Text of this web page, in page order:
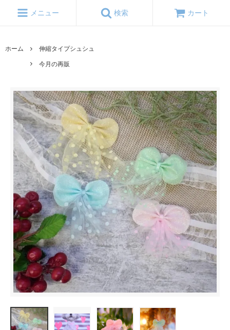
メニュー 検索 カート
ホーム
伸縮タイプシュシュ
今月の再販